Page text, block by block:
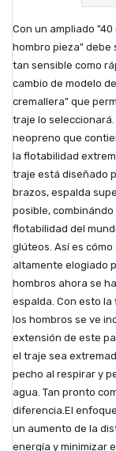
Con un ampliado
hombro pieza" debe
tan sensible como
cambio de modelo
cremallera" que
traje lo
neopreno que
la flotabilidad
traje está diseñado
brazos, espalda
posible,
flotabilidad del
glúteos. Así es
altamente elogiado
hombros ahora se
espalda. Con esto
los hombros se ve
extensión de este
el traje sea
pecho al respirar y
agua. Tan pronto
diferencia.El
un aumento de la
energía y minimizar